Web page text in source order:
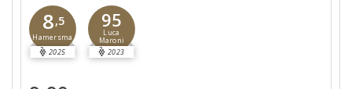
8,5
Hamersma
2025
95
Luca
Maroni
2023